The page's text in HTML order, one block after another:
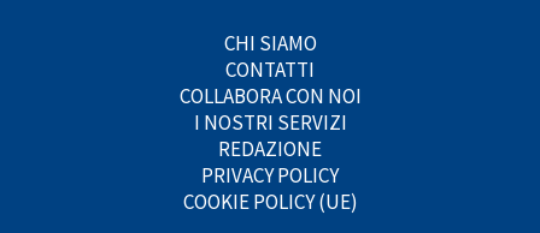
CHI SIAMO
CONTATTI
COLLABORA CON NOI
I NOSTRI SERVIZI
REDAZIONE
PRIVACY POLICY
COOKIE POLICY (UE)